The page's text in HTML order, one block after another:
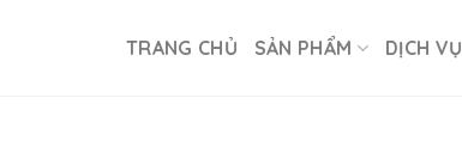
TRANG CHỦ SẢN PHẨM DỊCH VỤ